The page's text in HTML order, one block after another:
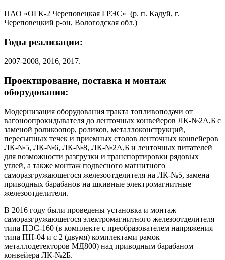
ПАО «ОГК-2 Череповецкая ГРЭС» (р. п. Кадуй, г.
Череповецкий р-он, Вологодская обл.)
Годы реализации:
2007-2008, 2016, 2017.
Проектирование, поставка и монтаж
оборудования:
Модернизация оборудования тракта топливоподачи от
вагоноопрокидывателя до ленточных конвейеров ЛК-№2А,Б с
заменой роликоопор, роликов, металлоконструкций,
пересыпных течек и приемных столов ленточных конвейеров
ЛК-№5, ЛК-№6, ЛК-№8, ЛК-№2А,Б и ленточных питателей
для возможности разгрузки и транспортировки рядовых
углей, а также монтаж подвесного магнитного
саморазгружающегося железоотделителя на ЛК-№5, замена
приводных барабанов на шкивные электромагнитные
железоотделители.
В 2016 году были проведены установка и монтаж
саморазгружающегося электромагнитного железоотделителя
типа ПЭС-160 (в комплекте с преобразователем напряжения
типа ПН-04 и с 2 (двумя) комплектами рамок
металлодетекторов МД800) над приводным барабаном
конвейера ЛК-№2Б.